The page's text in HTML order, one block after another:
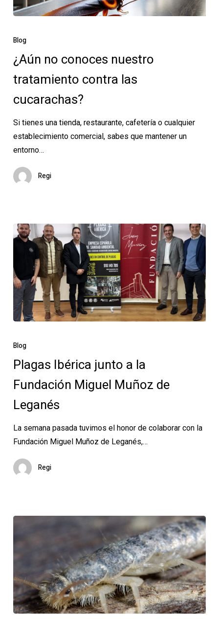
no
nuestro
tratamiento
las
cucarachas?
Blog
¿Aún no conoces nuestro
tratamiento contra las
cucarachas?
Si tienes una tienda, restaurante, cafetería o cualquier
establecimiento comercial, sabes que mantener un
entorno…
Regi
Ibérica
a
la
Miguel
Muñoz
de
Blog
Plagas Ibérica junto a la
Fundación Miguel Muñoz de
Leganés
La semana pasada tuvimos el honor de colaborar con la
Fundación Miguel Muñoz de Leganés,…
Regi